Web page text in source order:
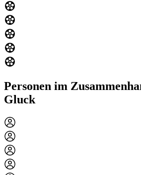
Personen im
Gluck